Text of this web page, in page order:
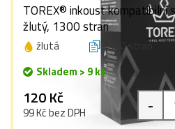
TOREX® inkoust kompatibilní
žlutý, 1300 stran
žlutá 1300 stran
Skladem > 9 ks
120 Kč
99 Kč bez DPH -